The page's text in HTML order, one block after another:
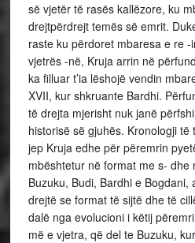
së vjetër të rasës kallëzore, ku
drejtpërdrejt temës së emrit.
raste ku përdoret mbaresa e re
vjetrës -në, Kruja arrin në
ka filluar t’ia lëshojë vendin
XVII, kur shkruante Bardhi.
të drejta mjerisht nuk janë
historisë së gjuhës. Kronologji
jep Kruja edhe për përemrin
mbështetur në format me s- dhe
Buzuku, Budi, Bardhi e
drejtë se format të sijtë dhe të
dalë nga evolucioni i këtij
më e vjetra, që del te Buzuku,